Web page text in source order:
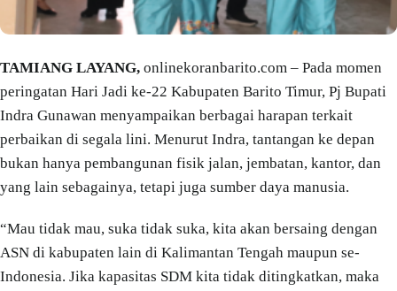
TAMIANG LAYANG, onlinekoranbarito.com – Pada momen
peringatan Hari Jadi ke-22 Kabupaten Barito Timur, Pj Bupati
Indra Gunawan menyampaikan berbagai harapan terkait
perbaikan di segala lini. Menurut Indra, tantangan ke depan
bukan hanya pembangunan fisik jalan, jembatan, kantor, dan
yang lain sebagainya, tetapi juga sumber daya manusia.
“Mau tidak mau, suka tidak suka, kita akan bersaing dengan
ASN di kabupaten lain di Kalimantan Tengah maupun se-
Indonesia. Jika kapasitas SDM kita tidak ditingkatkan, maka